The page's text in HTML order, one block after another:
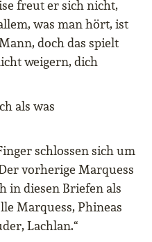
freut er sich nicht,
was man hört, ist
doch das spielt
weigern, dich
als was
schlossen sich um
vorherige Marquess
in diesen Briefen als
Marquess, Phineas
Lachlan.“